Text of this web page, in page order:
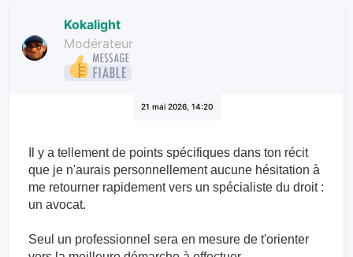
Kokalight
Modérateur
21 mai 2026, 14:20
Il y a tellement de points spécifiques dans ton récit
que je n'aurais personnellement aucune hésitation à
me retourner rapidement vers un spécialiste du droit :
un avocat.
Seul un professionnel sera en mesure de t'orienter